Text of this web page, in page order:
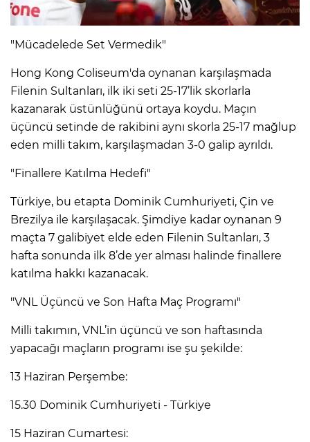
"Mücadelede Set Vermedik"
Hong Kong Coliseum'da oynanan karşılaşmada
Filenin Sultanları, ilk iki seti 25-17’lik skorlarla
kazanarak üstünlüğünü ortaya koydu. Maçın
üçüncü setinde de rakibini aynı skorla 25-17 mağlup
eden milli takım, karşılaşmadan 3-0 galip ayrıldı.
"Finallere Katılma Hedefi"
Türkiye, bu etapta Dominik Cumhuriyeti, Çin ve
Brezilya ile karşılaşacak. Şimdiye kadar oynanan 9
maçta 7 galibiyet elde eden Filenin Sultanları, 3
hafta sonunda ilk 8’de yer alması halinde finallere
katılma hakkı kazanacak.
"VNL Üçüncü ve Son Hafta Maç Programı"
Milli takımın, VNL’in üçüncü ve son haftasında
yapacağı maçların programı ise şu şekilde:
13 Haziran Perşembe:
15.30 Dominik Cumhuriyeti - Türkiye
15 Haziran Cumartesi: